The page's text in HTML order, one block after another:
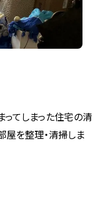
ってしまった住宅の清
屋を整理・清掃しま